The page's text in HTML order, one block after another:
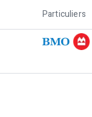
Particuliers